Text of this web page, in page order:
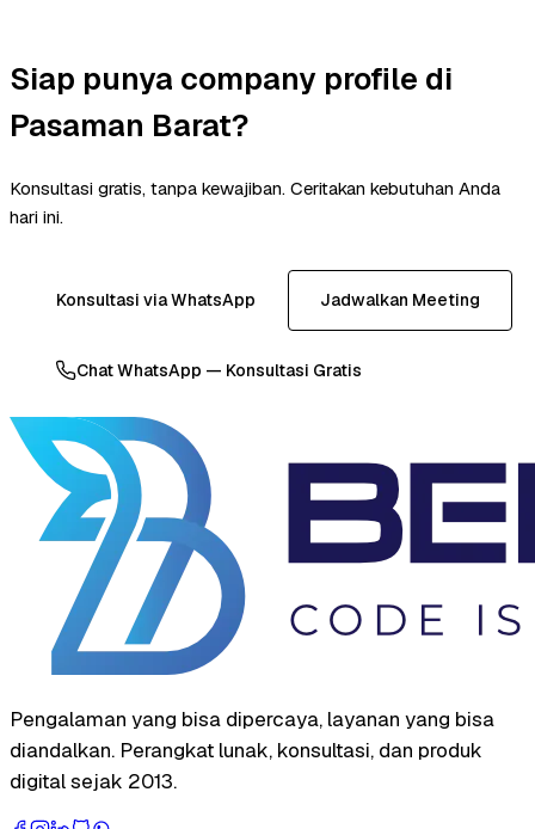
Siap punya company profile di
Pasaman Barat?
Konsultasi gratis, tanpa kewajiban. Ceritakan kebutuhan Anda
hari ini.
Konsultasi via WhatsApp Jadwalkan Meeting
Chat WhatsApp — Konsultasi Gratis
Pengalaman yang bisa dipercaya, layanan yang bisa
diandalkan. Perangkat lunak, konsultasi, dan produk
digital sejak 2013.